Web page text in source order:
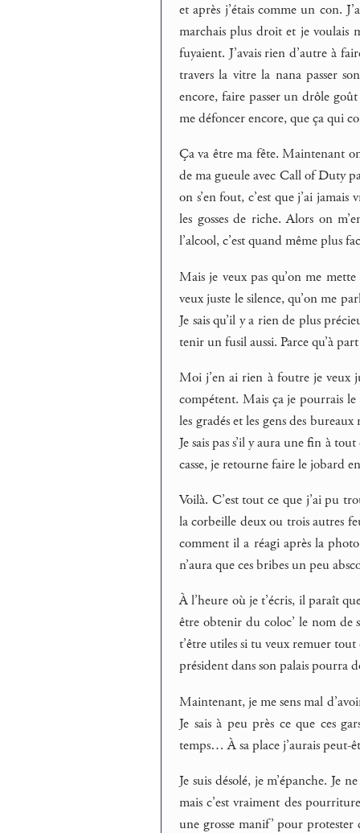
et après j’étais comme un con.
marchais plus droit et je voulais
fuyaient. J’avais rien d’autre à
travers la vitre la nana passer
encore, faire passer un drôle
me défoncer encore, que ça qui
Ça va être ma fête. Maintenant
de ma gueule avec Call of Duty
on s’en fout, c’est que j’ai
les gosses de riche. Alors on
l’alcool, c’est quand même plus
Mais je veux pas qu’on me
veux juste le silence, qu’on me
Je sais qu’il y a rien de plus
tenir un fusil aussi. Parce qu’à
Moi j’en ai rien à foutre je veux
compétent. Mais ça je pourrais
les gradés et les gens des
Je sais pas s’il y aura une fin à
casse, je retourne faire le jobard
Voilà. C’est tout ce que j’ai pu
la corbeille deux ou trois autres
comment il a réagi après la
n’aura que ces bribes un peu
À l’heure où je t’écris, il paraît
être obtenir du coloc’ le nom de
t’être utiles si tu veux remuer
président dans son palais pourra
Maintenant, je me sens mal
Je sais à peu près ce que ces
temps… À sa place j’aurais peut-
Je suis désolé, je m’épanche. Je
mais c’est vraiment des
une grosse manif’ pour protester